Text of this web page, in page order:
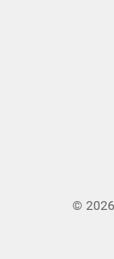
© 2026